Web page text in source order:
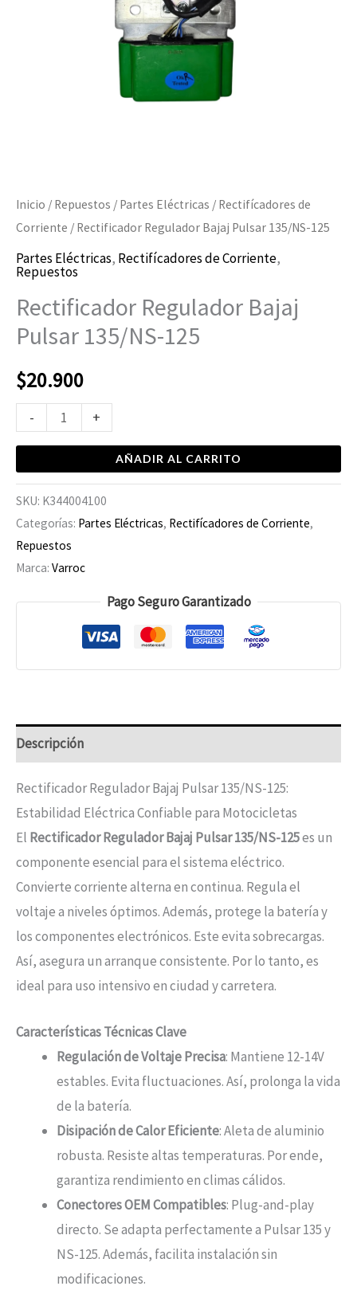
Inicio / Repuestos / Partes Eléctricas / Rectifícadores de
Corriente / Rectificador Regulador Bajaj Pulsar 135/NS-125
Partes Eléctricas, Rectifícadores de Corriente,
Repuestos
Rectificador Regulador Bajaj
Pulsar 135/NS-125
$20.900
- +
AÑADIR AL CARRITO
SKU: K344004100
Categorías: Partes Eléctricas, Rectifícadores de Corriente,
Repuestos
Marca: Varroc
Pago Seguro Garantizado
Descripción
Rectificador Regulador Bajaj Pulsar 135/NS-125:
Estabilidad Eléctrica Confiable para Motocicletas
El Rectificador Regulador Bajaj Pulsar 135/NS-125es un
componente esencial para el sistema eléctrico.
Convierte corriente alterna en continua. Regula el
voltaje a niveles óptimos. Además, protege la batería y
los componentes electrónicos. Este evita sobrecargas.
Así, asegura un arranque consistente. Por lo tanto, es
ideal para uso intensivo en ciudad y carretera.
Características Técnicas Clave
Regulación de Voltaje Precisa: Mantiene 12-14V
estables. Evita fluctuaciones. Así, prolonga la vida
de la batería.
Disipación de Calor Eficiente: Aleta de aluminio
robusta. Resiste altas temperaturas. Por ende,
garantiza rendimiento en climas cálidos.
Conectores OEM Compatibles: Plug-and-play
directo. Se adapta perfectamente a Pulsar 135 y
NS-125. Además, facilita instalación sin
modificaciones.